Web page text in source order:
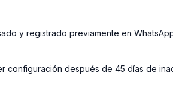
y registrado previamente en
configuración después de 45 días de